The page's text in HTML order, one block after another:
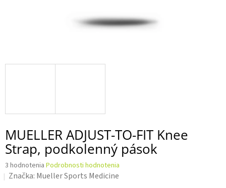
MUELLER ADJUST-TO-FIT Knee
Strap, podkolenný pások
Priemerné
hodnotenie
3 hodnotenia Podrobnosti hodnotenia
Značka: Mueller Sports Medicine